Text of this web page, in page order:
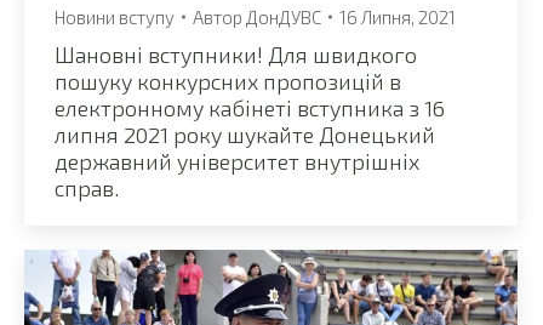
Новини вступу Автор ДонДУВС 16 Липня, 2021
Шановні вступники! Для швидкого
пошуку конкурсних пропозицій в
електронному кабінеті вступника з 16
липня 2021 року шукайте Донецький
державний університет внутрішніх
справ.